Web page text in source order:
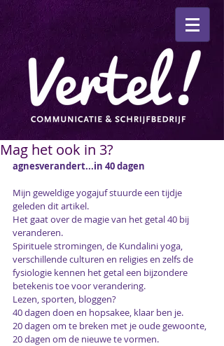
Mag het ook in 3?
agnesverandert...in 40 dagen
Mijn geweldige yogajuf stuurde een tijdje
geleden dit artikel.
Het gaat over de magie van het getal 40 bij
veranderen.
Spirituele stromingen, de Kundalini yoga,
verschillende culturen en religies en zelfs de
fysiologie kennen het getal een bijzondere
betekenis toe voor verandering.
Lezen, sporten, bloggen?
40 dagen doen en hopsakee, klaar ben je.
20 dagen om te breken met je oude gewoonte,
20 dagen om de nieuwe te vormen.